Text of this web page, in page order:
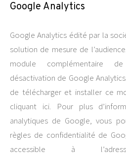
Google Analytics
Google Analytics édité par la
solution de mesure de
module complémentaire
désactivation de Google
de télécharger et installer ce
cliquant ici. Pour plus
analytiques de Google, vous
règles de confidentialité de
accessible à